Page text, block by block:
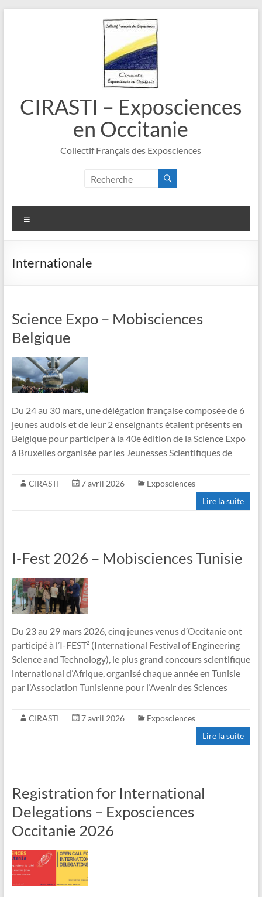
CIRASTI – Exposciences
en Occitanie
Collectif Français des Exposciences
Internationale
Science Expo – Mobisciences
Belgique
Du 24 au 30 mars, une délégation française composée de 6
jeunes audois et de leur 2 enseignants étaient présents en
Belgique pour participer à la 40e édition de la Science Expo
à Bruxelles organisée par les Jeunesses Scientifiques de
CIRASTI 7 avril 2026
Exposciences
Lire la suite
I-Fest 2026 – Mobisciences Tunisie
Du 23 au 29 mars 2026, cinq jeunes venus d’Occitanie ont
participé à l’I-FEST² (International Festival of Engineering
Science and Technology), le plus grand concours scientifique
international d’Afrique, organisé chaque année en Tunisie
par l’Association Tunisienne pour l’Avenir des Sciences
CIRASTI 7 avril 2026
Exposciences
Lire la suite
Registration for International
Delegations – Exposciences
Occitanie 2026